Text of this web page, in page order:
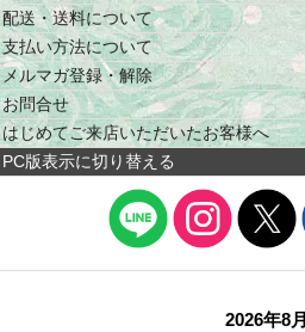
配送・送料について
支払い方法について
メルマガ登録・解除
お問合せ
はじめてご来店いただいたお客様へ
PC版表示に切り替える
2026年8月